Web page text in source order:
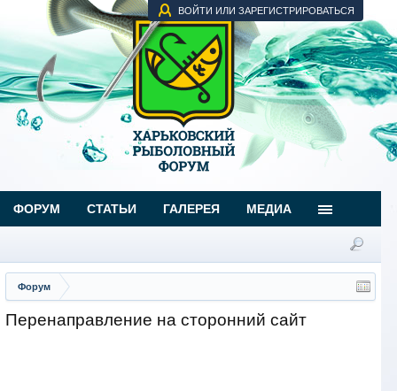
ВОЙТИ ИЛИ ЗАРЕГИСТРИРОВАТЬСЯ
Форум
Перенаправление на сторонний сайт
ФОРУМ СТАТЬИ ГАЛЕРЕЯ МЕДИА